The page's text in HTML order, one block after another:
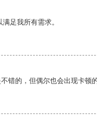
足我所有需求。
错的，但偶尔也会出现卡顿